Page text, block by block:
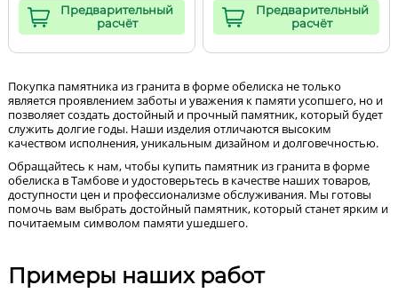
Предварительный
расчёт
Предварительный
расчёт
Покупка памятника из гранита в форме обелиска не только
является проявлением заботы и уважения к памяти усопшего, но и
позволяет создать достойный и прочный памятник, который будет
служить долгие годы. Наши изделия отличаются высоким
качеством исполнения, уникальным дизайном и долговечностью.
Обращайтесь к нам, чтобы купить памятник из гранита в форме
обелиска в Тамбове и удостоверьтесь в качестве наших товаров,
доступности цен и профессионализме обслуживания. Мы готовы
помочь вам выбрать достойный памятник, который станет ярким и
почитаемым символом памяти ушедшего.
Примеры наших работ